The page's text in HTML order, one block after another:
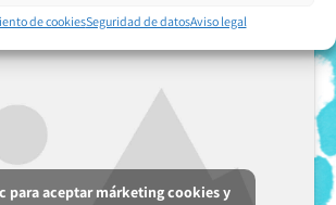
de cookiesSeguridad de datosAviso legal
para aceptar márketing cookies y